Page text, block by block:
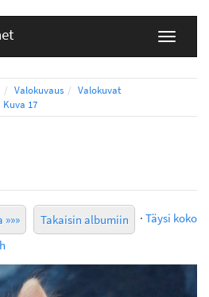
Valokuvaus
Valokuvat
Kuva 17
»»» Takaisin albumiin · Täysi koko